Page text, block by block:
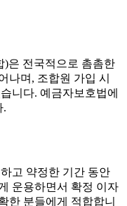
)은 전국적으로 촘촘한
나며, 조합원 가입 시
니다. 예금자보호법에
.
고 약정한 기간 동안
운용하면서 확정 이자
한 분들에게 적합합니